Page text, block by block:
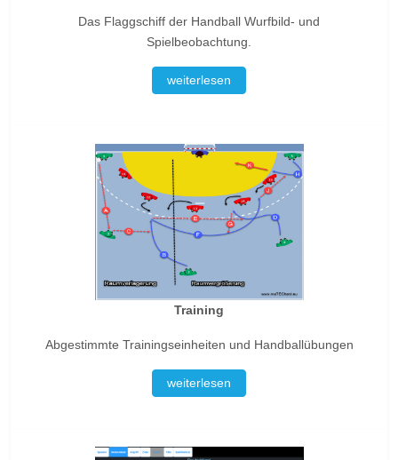
Das Flaggschiff der Handball Wurfbild- und
Spielbeobachtung.
weiterlesen
Training
Abgestimmte Trainingseinheiten und Handballübungen
weiterlesen